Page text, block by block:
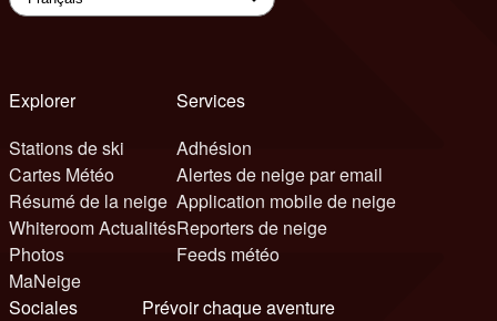
Explorer
Stations de ski
Cartes Météo
Résumé de la neige
Whiteroom Actualités
Photos
MaNeige
Services
Adhésion
Alertes de neige par email
Application mobile de neige
Reporters de neige
Feeds météo
Sociales
Prévoir chaque aventure